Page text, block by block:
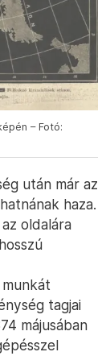
– Fotó:
után már az
haza.
oldalára
tagjai
májusában